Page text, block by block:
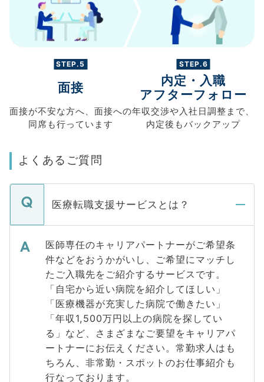
STEP.5
面接
面接が不安な方へ、 面接への
同席も行っています
STEP.6
内定・入職
アフターフォロー
年収交渉や入社日調整まで、
内定後もバックアップ
よくあるご質問
医療転職支援サービスとは？
医師専任のキャリアパートナーがご希望条
件などをおうかがいし、ご希望にマッチし
たご入職先をご紹介するサービスです。
「自宅から近い病院を紹介してほしい」
「医療機器が充実した病院で働きたい」
「年収1,500万円以上の病院を探してい
る」など、さまざまなご要望をキャリアパ
ートナーにお伝えください。常勤求人はも
ちろん、非常勤・スポットのお仕事紹介も
行なっております。